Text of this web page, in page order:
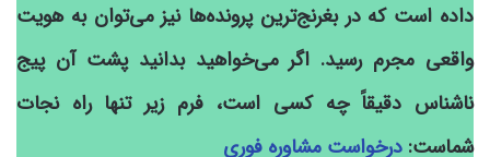
داده است که در بغرنج‌ترین پرونده‌ها نیز می‌توان به هویت
واقعی مجرم رسید. اگر می‌خواهید بدانید پشت آن پیج
ناشناس دقیقاً چه کسی است، فرم زیر تنها راه نجات
شماست: درخواست مشاوره فوری